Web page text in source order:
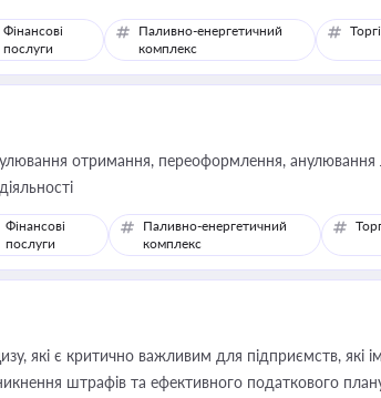
Фінансові
послуги
Паливно-енергетичний
комплекс
отримання, переоформлення, анулювання
Фінансові
послуги
Паливно-енергетичний
комплекс
які є критично важливим для підприємств, які
штрафів та ефективного податкового